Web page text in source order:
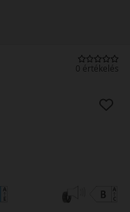
0 értékelés